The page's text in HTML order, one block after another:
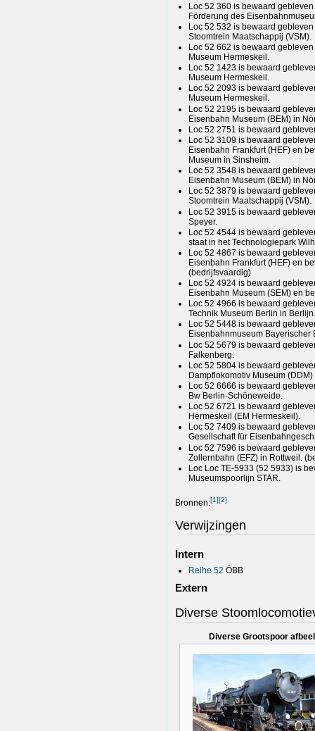
Loc 52 360 is bewaard
Förderung des
Loc 52 532 is bewaard
Stoomtrein Maatschappij (VSM).
Loc 52 662 is bewaard
Museum Hermeskeil.
Loc 52 1423 is bewaard
Museum Hermeskeil.
Loc 52 2093 is bewaard
Museum Hermeskeil.
Loc 52 2195 is bewaard
Eisenbahn Museum (BEM) in
Loc 52 2751 is bewaard
Loc 52 3109 is bewaard
Eisenbahn Frankfurt (HEF) en
Museum in Sinsheim.
Loc 52 3548 is bewaard
Eisenbahn Museum (BEM) in
Loc 52 3879 is bewaard
Stoomtrein Maatschappij (VSM).
Loc 52 3915 is bewaard
Speyer.
Loc 52 4544 is bewaard
staat in het Technologiepark
Loc 52 4867 is bewaard
Eisenbahn Frankfurt (HEF) en
(bedrijfsvaardig)
Loc 52 4924 is bewaard
Eisenbahn Museum (SEM) en
Loc 52 4966 is bewaard
Technik Museum Berlin in
Loc 52 5448 is bewaard
Eisenbahnmuseum
Loc 52 5679 is bewaard
Falkenberg.
Loc 52 5804 is bewaard
Dampflokomotiv Museum
Loc 52 6666 is bewaard
Bw Berlin-Schöneweide.
Loc 52 6721 is bewaard
Hermeskeil (EM Hermeskeil).
Loc 52 7409 is bewaard
Gesellschaft für
Loc 52 7596 is bewaard
Zollernbahn (EFZ) in Rottweil.
Loc Loc TE-5933 (52 5933) is
Museumspoorlijn STAR.
Bronnen:[1][2]
Verwijzingen
Intern
Reihe 52 ÖBB
Extern
Diverse
Diverse Grootspoor